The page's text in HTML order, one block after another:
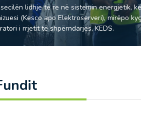
lidhje të re në sistemin energjetik,
(Kesco apo Elektroserveri), mirëpo
i rrjetit të shpërndarjes, KEDS.